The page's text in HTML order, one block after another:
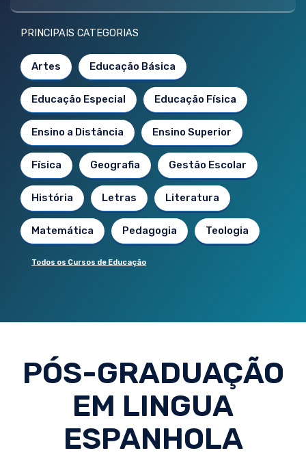
PRINCIPAIS CATEGORIAS
Artes Educação Básica
Educação Especial Educação Física
Ensino a Distância Ensino Superior
Física Geografia Gestão Escolar
História Letras Literatura
Matemática Pedagogia Teologia
Todos os Cursos de Educação
PÓS-GRADUAÇÃO
EM LINGUA
ESPANHOLA